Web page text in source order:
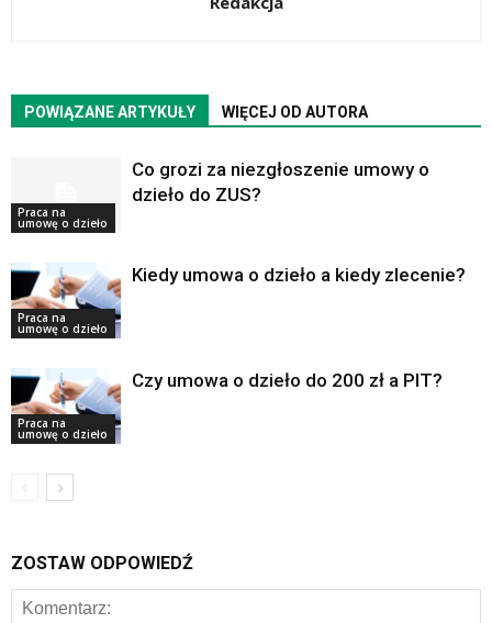
POWIĄZANE ARTYKUŁY WIĘCEJ OD AUTORA
Praca na
umowę o dzieło
Co grozi za niezgłoszenie umowy o
dzieło do ZUS?
Praca na
umowę o dzieło
Kiedy umowa o dzieło a kiedy zlecenie?
Praca na
umowę o dzieło
Czy umowa o dzieło do 200 zł a PIT?
ZOSTAW ODPOWIEDŹ